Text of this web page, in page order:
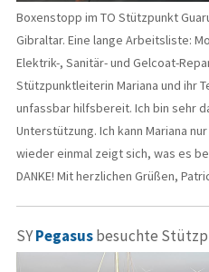
Boxenstopp im TO Stützpunkt
Gibraltar. Eine lange Arbeitsliste:
Elektrik-, Sanitär- und Gelcoat-
Stützpunktleiterin Mariana und ihr
unfassbar hilfsbereit. Ich bin sehr
Unterstützung. Ich kann Mariana
wieder einmal zeigt sich, was es
DANKE! Mit herzlichen Grüßen,
SYPegasusbesuchte